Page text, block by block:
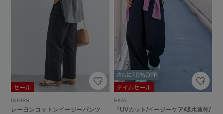
DOORS
レーヨンコットンイージーパンツ
EKAL
『UVカット/イージーケア/吸水速乾/